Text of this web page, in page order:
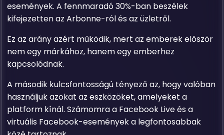
események. A fennmaradó 30%-ban beszélek
kifejezetten az Arbonne-ról és az üzletről.
Ez az arány azért működik, mert az emberek először
nem egy márkához, hanem egy emberhez
kapcsolódnak.
A második kulcsfontosságú tényező az, hogy valóban
használjuk azokat az eszközöket, amelyeket a
platform kínál. Számomra a Facebook Live és a
virtuális Facebook-események a legfontosabbak